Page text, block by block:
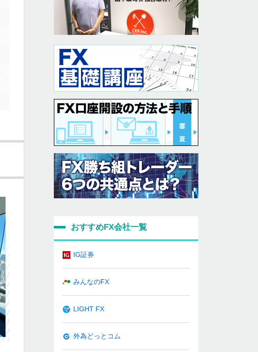
おすすめFX会社一覧
IG証券
みんなのFX
LIGHT FX
外為どっとコム